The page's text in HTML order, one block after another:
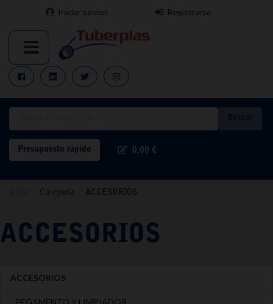
Iniciar sesión Registrarse
Presupuesto rápido 0,00 €
Categoría ACCESORIOS
ACCESORIOS
ACCESORIOS
PEGAMENTO Y LIMPIADOR